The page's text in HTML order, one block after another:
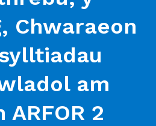
Chwaraeon
am
ARFOR 2